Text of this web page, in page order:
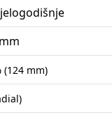
(124 mm)